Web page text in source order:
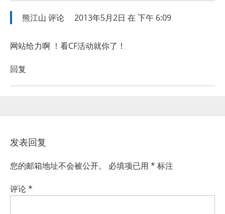
熊江山 评论 2013年5月2日 在 下午 6:09
网站给力啊 ！看CF活动就你了！
回复
发表回复
您的邮箱地址不会被公开。 必填项已用 * 标注
评论*